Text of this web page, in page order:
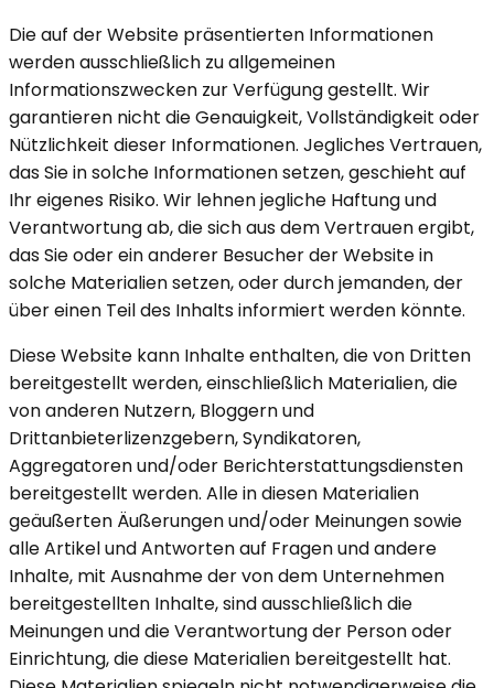
Die auf der Website präsentierten Informationen
werden ausschließlich zu allgemeinen
Informationszwecken zur Verfügung gestellt. Wir
garantieren nicht die Genauigkeit, Vollständigkeit oder
Nützlichkeit dieser Informationen. Jegliches Vertrauen,
das Sie in solche Informationen setzen, geschieht auf
Ihr eigenes Risiko. Wir lehnen jegliche Haftung und
Verantwortung ab, die sich aus dem Vertrauen ergibt,
das Sie oder ein anderer Besucher der Website in
solche Materialien setzen, oder durch jemanden, der
über einen Teil des Inhalts informiert werden könnte.
Diese Website kann Inhalte enthalten, die von Dritten
bereitgestellt werden, einschließlich Materialien, die
von anderen Nutzern, Bloggern und
Drittanbieterlizenzgebern, Syndikatoren,
Aggregatoren und/oder Berichterstattungsdiensten
bereitgestellt werden. Alle in diesen Materialien
geäußerten Äußerungen und/oder Meinungen sowie
alle Artikel und Antworten auf Fragen und andere
Inhalte, mit Ausnahme der von dem Unternehmen
bereitgestellten Inhalte, sind ausschließlich die
Meinungen und die Verantwortung der Person oder
Einrichtung, die diese Materialien bereitgestellt hat.